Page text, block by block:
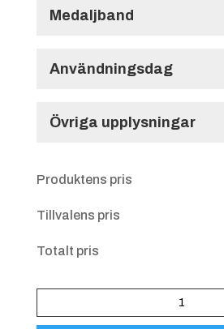
Medaljband
700x22 mm
Användningsdag
Övriga upplysningar
Produktens pris
Tillvalens pris
Totalt pris
Bågskytte